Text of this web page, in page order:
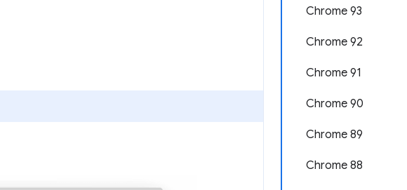
Chrome 93
Chrome 92
Chrome 91
Chrome 90
Chrome 89
Chrome 88